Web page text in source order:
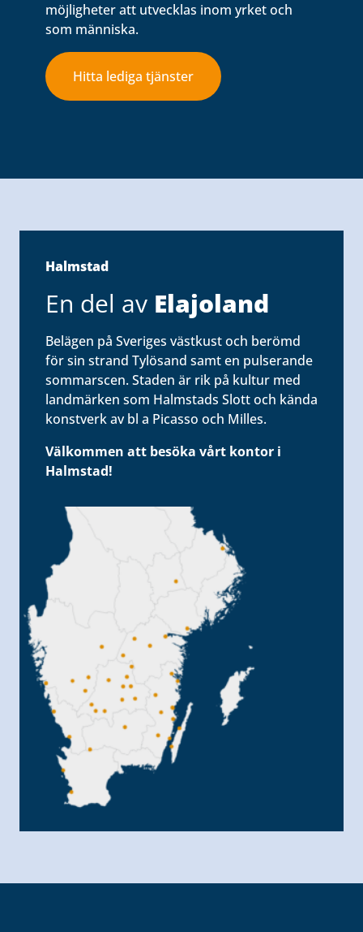
möjligheter att utvecklas inom yrket och
som människa.
Hitta lediga tjänster
Halmstad
En del av Elajoland
Belägen på Sveriges västkust och berömd
för sin strand Tylösand samt en pulserande
sommarscen. Staden är rik på kultur med
landmärken som Halmstads Slott och kända
konstverk av bl a Picasso och Milles.
Välkommen att besöka vårt kontor i
Halmstad!